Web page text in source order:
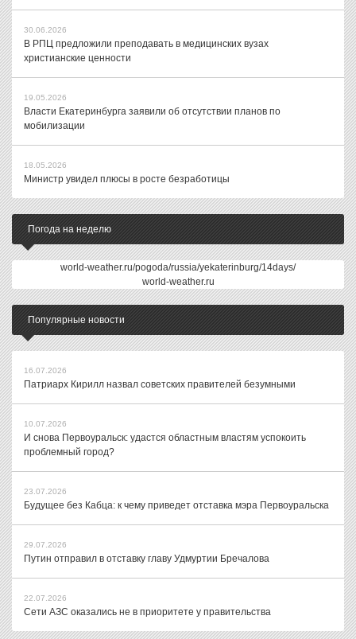
30.06.2026
В РПЦ предложили преподавать в медицинских вузах
христианские ценности
19.05.2026
Власти Екатеринбурга заявили об отсутствии планов по
мобилизации
18.05.2026
Министр увидел плюсы в росте безработицы
Погода на неделю
world-weather.ru/pogoda/russia/yekaterinburg/14days/
world-weather.ru
Популярные новости
16.07.2026
Патриарх Кирилл назвал советских правителей безумными
10.07.2026
И снова Первоуральск: удастся областным властям успокоить
проблемный город?
23.07.2026
Будущее без Кабца: к чему приведет отставка мэра Первоуральска
29.07.2026
Путин отправил в отставку главу Удмуртии Бречалова
22.07.2026
Сети АЗС оказались не в приоритете у правительства